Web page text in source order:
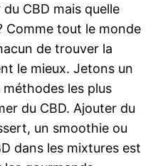
CBD mais quelle
Comme tout le monde
de trouver la
le mieux. Jetons un
les plus
du CBD. Ajouter du
un smoothie ou
dans les mixtures est